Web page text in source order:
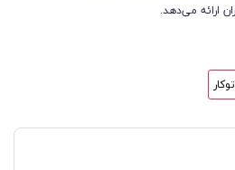
ارائه می‌دهد.